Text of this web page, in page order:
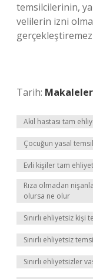
temsilcilerinin,
velilerin izni
Tarih: Makaleler
Akıl hastası tam
Çocuğun yasal
Evli kişiler tam
Rıza olmadan
olursa ne olur
Sınırlı ehliyetsiz
Sınırlı ehliyetsiz
Sınırlı ehliyetsizler